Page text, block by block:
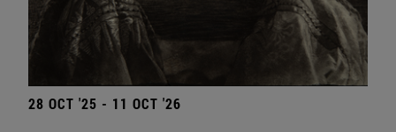
28 OCT '25 - 11 OCT '26